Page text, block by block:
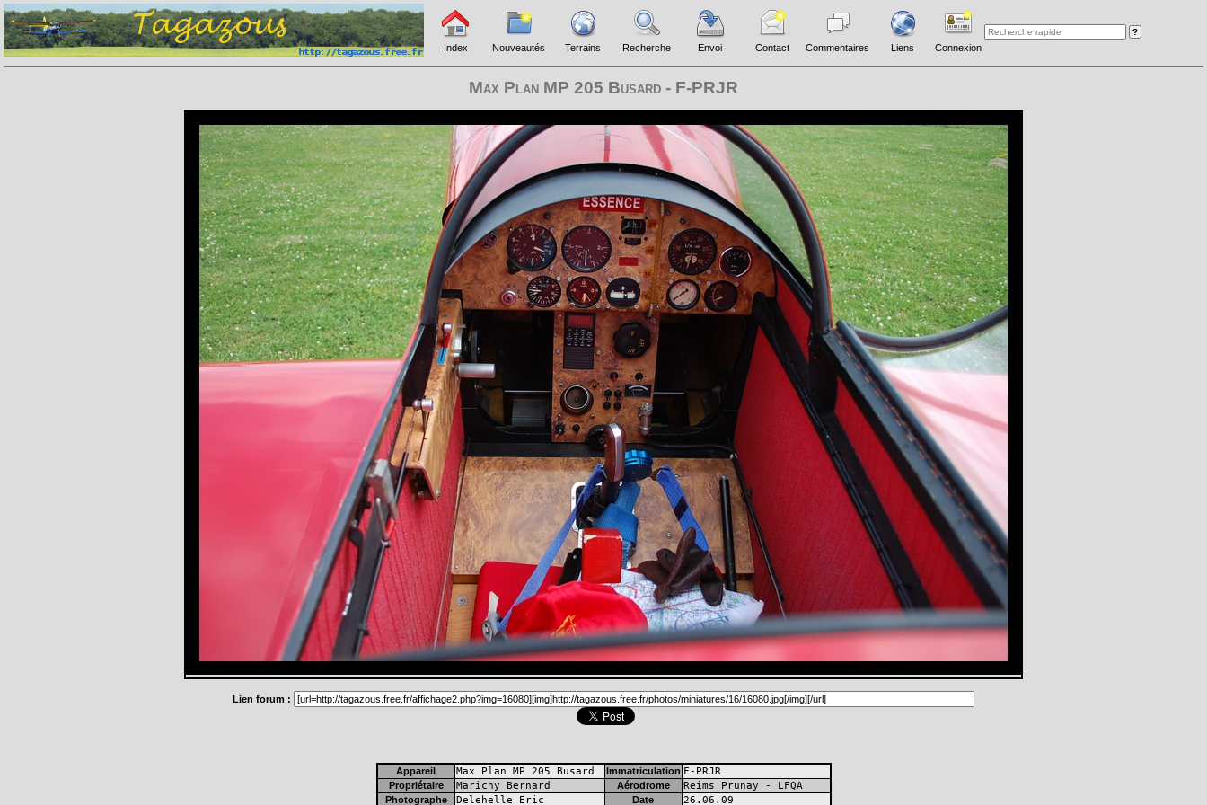
Index Nouveautés Terrains Recherche Envoi Contact Commentaires Liens Connexion
Max Plan MP 205 Busard - F-PRJR
Lien forum :
Appareil Max Plan MP 205 Busard Immatriculation F-PRJR
Propriétaire Marichy Bernard Aérodrome Reims Prunay - LFQA
Photographe Delehelle Eric Date 26.06.09